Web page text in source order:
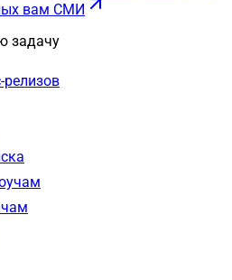
вам СМИ
задачу
релизов